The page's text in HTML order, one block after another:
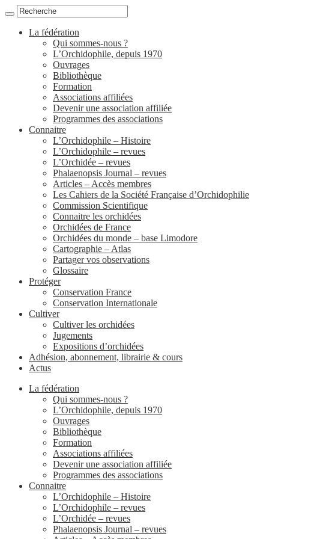
La fédération
Qui sommes-nous ?
L’Orchidophile, depuis 1970
Ouvrages
Bibliothèque
Formation
Associations affiliées
Devenir une association affiliée
Programmes des associations
Connaitre
L’Orchidophile – Histoire
L’Orchidophile – revues
L’Orchidée – revues
Phalaenopsis Journal – revues
Articles – Accès membres
Les Cahiers de la Société Française d’Orchidophilie
Commission Scientifique
Connaitre les orchidées
Orchidées de France
Orchidées du monde – base Limodore
Cartographie – Atlas
Partager vos observations
Glossaire
Protéger
Conservation France
Conservation Internationale
Cultiver
Cultiver les orchidées
Jugements
Expositions d’orchidées
Adhésion, abonnement, librairie & cours
Actus
La fédération
Qui sommes-nous ?
L’Orchidophile, depuis 1970
Ouvrages
Bibliothèque
Formation
Associations affiliées
Devenir une association affiliée
Programmes des associations
Connaitre
L’Orchidophile – Histoire
L’Orchidophile – revues
L’Orchidée – revues
Phalaenopsis Journal – revues